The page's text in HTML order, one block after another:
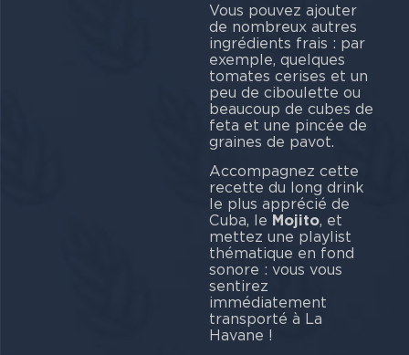
Vous pouvez ajouter
de nombreux autres
ingrédients frais : par
exemple, quelques
tomates cerises et un
peu de ciboulette ou
beaucoup de cubes de
feta et une pincée de
graines de pavot.
Accompagnez cette
recette du long drink
le plus apprécié de
Cuba, le Mojito, et
mettez une playlist
thématique en fond
sonore : vous vous
sentirez
immédiatement
transporté à La
Havane !